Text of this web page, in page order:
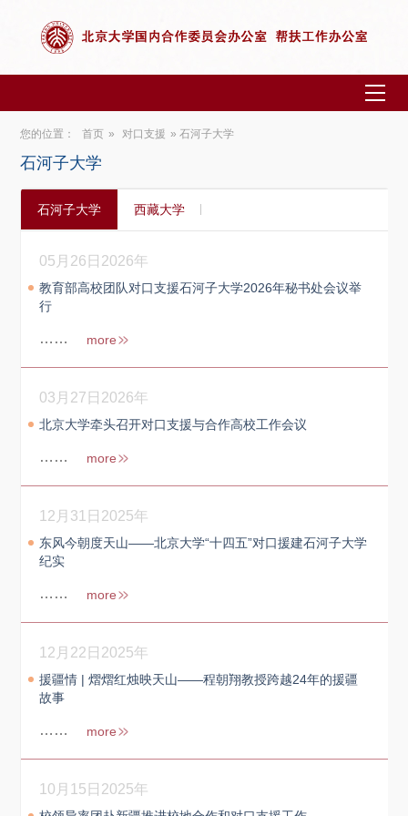
您的位置： 首页 » 对口支援 » 石河子大学
石河子大学
石河子大学 西藏大学
05月26日 2026年
教育部高校团队对口支援石河子大学2026年秘书处会议举
行
…… more
03月27日 2026年
北京大学牵头召开对口支援与合作高校工作会议
…… more
12月31日 2025年
东风今朝度天山——北京大学“十四五”对口援建石河子大学
纪实
…… more
12月22日 2025年
援疆情 | 熠熠红烛映天山——程朝翔教授跨越24年的援疆
故事
…… more
10月15日 2025年